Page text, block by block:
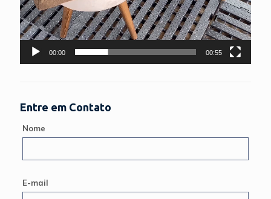
00:00 00:55
Entre em Contato
Nome
E-mail